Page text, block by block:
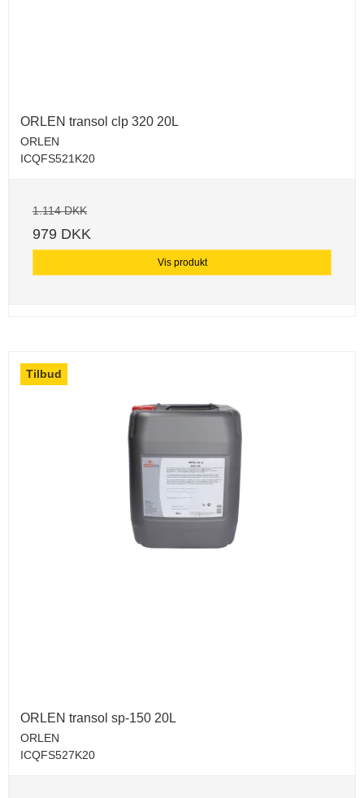
ORLEN transol clp 320 20L
ORLEN
ICQFS521K20
1.114 DKK
979 DKK
Vis produkt
Tilbud
ORLEN transol sp-150 20L
ORLEN
ICQFS527K20